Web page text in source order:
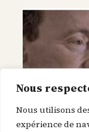
Nous
Nous utilisons
expérience de